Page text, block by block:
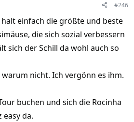
#246
einfach die größte und beste
die sich sozial verbessern
sich der Schill da wohl auch so
nicht. Ich vergönn es ihm.
buchen und sich die Rocinha
easy da.